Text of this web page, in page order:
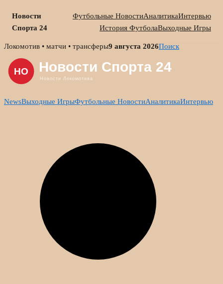
Новости
Спорта 24
Футбольные НовостиАналитикаИнтервью
История ФутболаВыходные Игры
Skip
content
Локомотив • матчи • трансферы9 августа 2026Поиск
NewsВыходные ИгрыФутбольные НовостиАналитикаИнтервью